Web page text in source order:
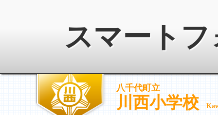
スマート
八千代町立
川西小学校